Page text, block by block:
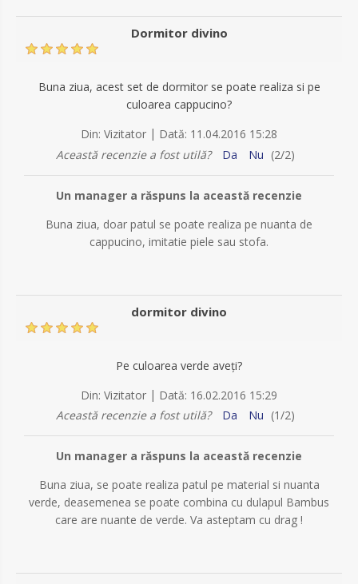
Dormitor divino
Buna ziua, acest set de dormitor se poate realiza si pe
culoarea cappucino?
Din: Vizitator | Dată: 11.04.2016 15:28
Această recenzie a fost utilă?
Da Nu (2/2)
Un manager a răspuns la această recenzie
Buna ziua, doar patul se poate realiza pe nuanta de
cappucino, imitatie piele sau stofa.
dormitor divino
Pe culoarea verde aveți?
Din: Vizitator | Dată: 16.02.2016 15:29
Această recenzie a fost utilă?
Da Nu (1/2)
Un manager a răspuns la această recenzie
Buna ziua, se poate realiza patul pe material si nuanta
verde, deasemenea se poate combina cu dulapul Bambus
care are nuante de verde. Va asteptam cu drag !